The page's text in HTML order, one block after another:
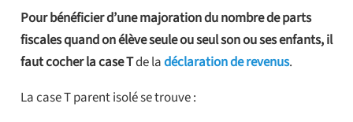
Pour bénéficier d’une majoration du nombre de parts
fiscales quand on élève seule ou seul son ou ses enfants, il
faut cocher la case Tde ladéclaration de revenus.
La case T parent isolé se trouve :